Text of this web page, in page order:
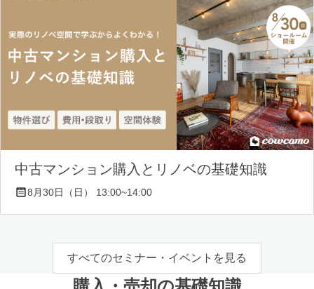
中古マンション購入とリノベの基礎知識
8月30日（日） 13:00~14:00
すべてのセミナー・イベントを見る